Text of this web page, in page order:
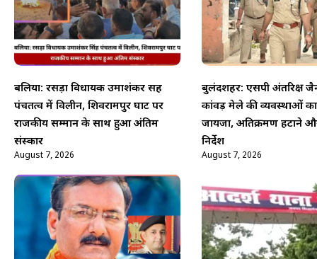
बलिया: रसड़ा विधायक उमाशंकर सिंह
पंचतत्व में विलीन, शिवरामपुर घाट पर
राजकीय सम्मान के साथ हुआ अंतिम
संस्कार
August 7, 2026
बुलंदशहर: एसपी अंतरिक्ष
कांवड़ मेले की व्यवस्थाओं का
जायजा, अतिक्रमण हटाने
निर्देश
August 7, 2026